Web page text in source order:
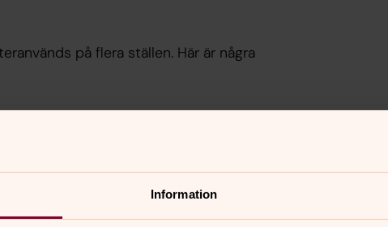
Information
på flera ställen. Här är några
webbplatser och webbsidor inom